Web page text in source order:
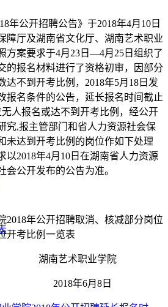
年公开招聘公告》于2018年4月10日
障厅及湖南省文化厅、湖南艺术职业
方案要求于4月23日—4月25日组织了
的报名材料进行了资格初审，因部分
达不到开考比例，2018年5月18日发
报名条件的公告，延长报名时间截止
人报名或达不到开考比例，经公开
究,报主管部门和省人力资源社会保
未达到开考比例的岗位作如下处理
以2018年4月10日在湖南省人力资源
会公开发布的公告为准。
2018年公开招聘取消、核减部分岗位
开考比例一览表
湖南艺术职业学院
2018年6月8日